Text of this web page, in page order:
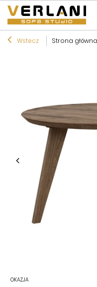
Wstecz Strona główna
OKAZJA